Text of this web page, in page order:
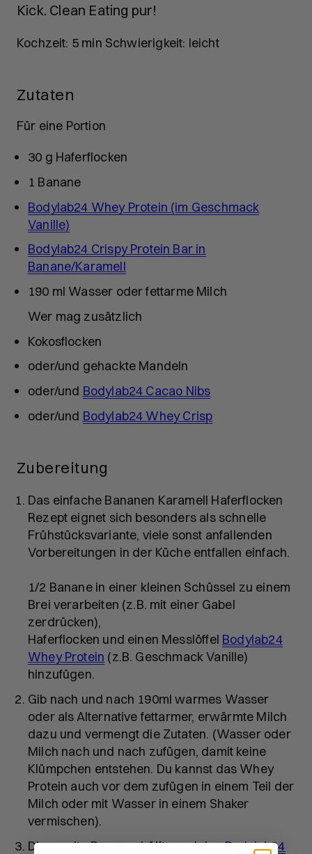
Kick. Clean Eating pur!
Kochzeit: 5 min Schwierigkeit: leicht
Zutaten
Für eine Portion
30 g Haferflocken
1 Banane
Bodylab24 Whey Protein (im Geschmack
Vanille)
Bodylab24 Crispy Protein Bar in
Banane/Karamell
190 ml Wasser oder fettarme Milch
Wer mag zusätzlich
Kokosflocken
oder/und gehackte Mandeln
oder/und Bodylab24 Cacao Nibs
oder/und Bodylab24 Whey Crisp
Zubereitung
Das einfache Bananen Karamell Haferflocken
Rezept eignet sich besonders als schnelle
Frühstücksvariante, viele sonst anfallenden
Vorbereitungen in der Küche entfallen einfach.
1/2 Banane in einer kleinen Schüssel zu einem
Brei verarbeiten (z.B. mit einer Gabel
zerdrücken),
Haferflocken und einen Messlöffel Bodylab24
Whey Protein (z.B. Geschmack Vanille)
hinzufügen.
Gib nach und nach 190ml warmes Wasser
oder als Alternative fettarmer, erwärmte Milch
dazu und vermengt die Zutaten. (Wasser oder
Milch nach und nach zufügen, damit keine
Klümpchen entstehen. Du kannst das Whey
Protein auch vor dem zufügen in einem Teil der
Milch oder mit Wasser in einem Shaker
vermischen).
Die zweite Bananenhälfte und denBodylab24